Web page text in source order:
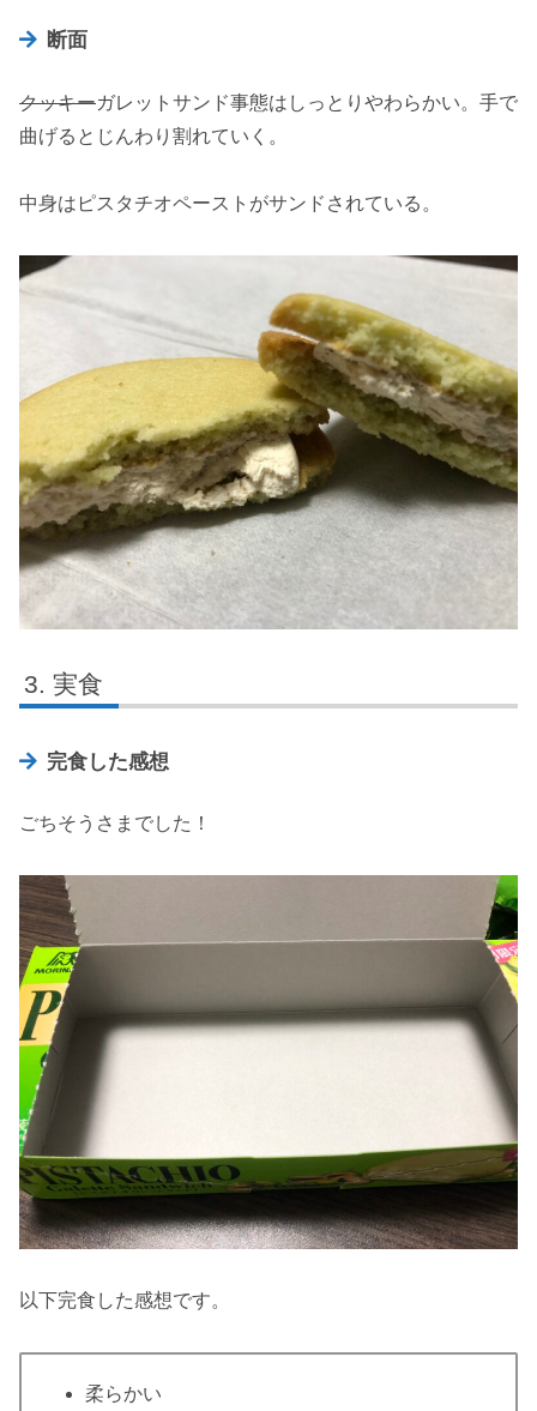
断面
クッキーガレットサンド事態はしっとりやわらかい。手で
曲げるとじんわり割れていく。
中身はピスタチオペーストがサンドされている。
実食
完食した感想
ごちそうさまでした！
以下完食した感想です。
柔らかい